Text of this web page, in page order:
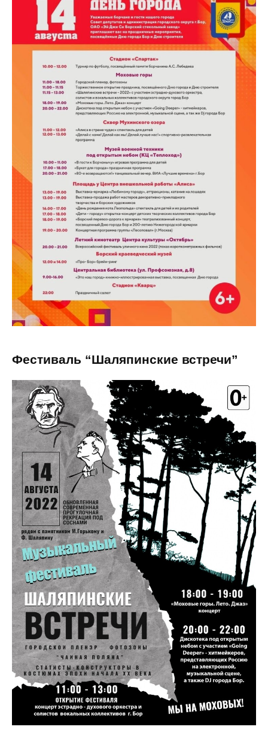
Фестиваль “Шаляпинские встречи”